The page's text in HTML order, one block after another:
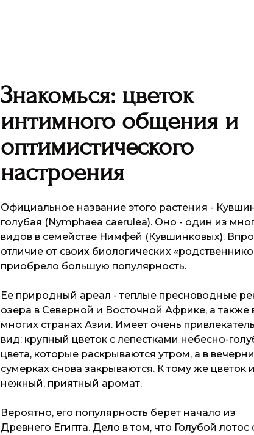
Знакомься: цветок
интимного общения и
оптимистического
настроения
Официальное название этого растения -
голубая (Nymphaea caerulea). Оно - один из
видов в семействе Нимфей (Кувшинковых).
отличие от своих биологических
приобрело большую популярность.
Ее природный ареал - теплые пресноводные
озера в Северной и Восточной Африке, а также
многих странах Азии. Имеет очень
вид: крупный цветок с лепестками небесно-
цвета, которые раскрываются утром, а в
сумерках снова закрываются. К тому же цветок
нежный, приятный аромат.
Вероятно, его популярность берет начало из
Древнего Египта. Дело в том, что Голубой лотос